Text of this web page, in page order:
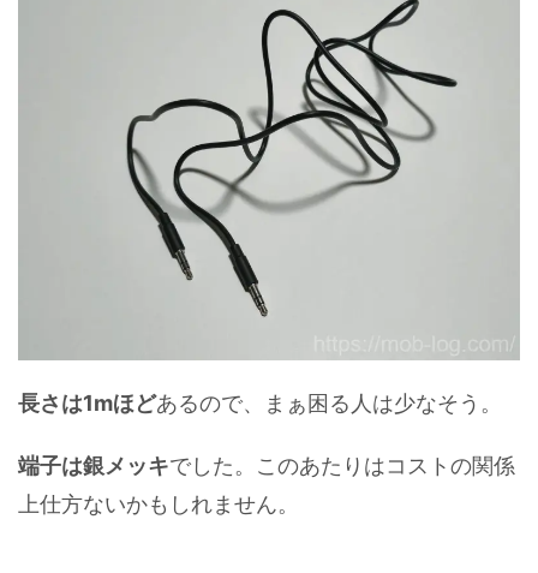
長さは1mほどあるので、まぁ困る人は少なそう。
端子は銀メッキでした。このあたりはコストの関係
上仕方ないかもしれません。